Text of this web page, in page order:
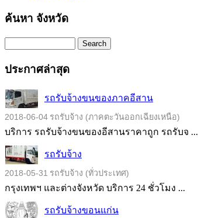
ค้นหา จังหวัด
Search
ประกาศล่าสุด
รถรับจ้างขนของภาคอีสาน
2018-06-04 รถรับจ้าง (ภาคตะวันออกเฉียงเหนือ)
บริการ รถรับจ้างขนของอีสานราคาถูก รถรับจ ...
รถรับจ้าง
2018-05-31 รถรับจ้าง (ทั่วประเทศ)
กรุงเทพฯ และต่างจังหวัด บริการ 24 ชั่วโมง ...
รถรับจ้างขอนแก่น